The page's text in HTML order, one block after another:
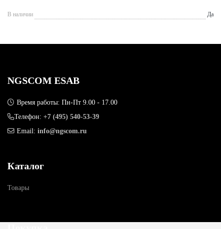
В наличии Да
NGSCOM ESAB
Время работы: Пн-Пт 9.00 - 17.00
Телефон: +7 (495) 540-53-39
Email: info@ngscom.ru
Каталог
Товары